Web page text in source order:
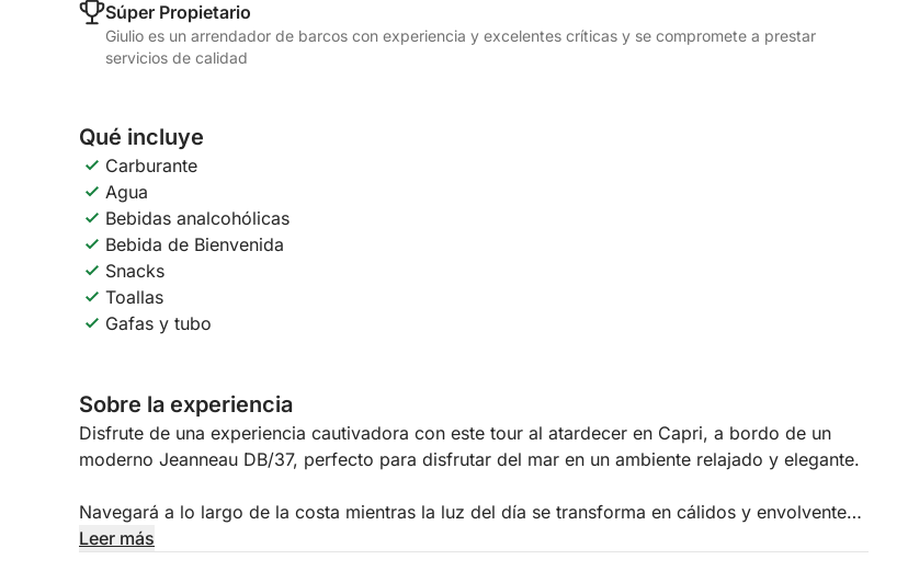
Súper Propietario
Giulio es un arrendador de barcos con experiencia y excelentes críticas y se compromete a prestar
servicios de calidad
Qué incluye
Carburante
Agua
Bebidas analcohólicas
Bebida de Bienvenida
Snacks
Toallas
Gafas y tubo
Sobre la experiencia
Disfrute de una experiencia cautivadora con este tour al atardecer en Capri, a bordo de un
moderno Jeanneau DB/37, perfecto para disfrutar del mar en un ambiente relajado y elegante.
Navegará a lo largo de la costa mientras la luz del día se transforma en cálidos y envolventes
tonos. Los Faraglioni, los acantilados y el mar se bañan en tonos dorados, ofreciendo un
Leer más